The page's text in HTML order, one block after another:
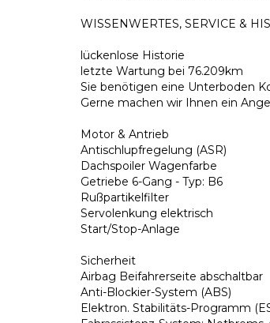
WISSENWERTES, SERVICE &
lückenlose Historie
letzte Wartung bei 76.209km
Sie benötigen eine Unterboden
Gerne machen wir Ihnen ein
Motor & Antrieb
Antischlupfregelung (ASR)
Dachspoiler Wagenfarbe
Getriebe 6-Gang - Typ: B6
Rußpartikelfilter
Servolenkung elektrisch
Start/Stop-Anlage
Sicherheit
Airbag Beifahrerseite abschaltbar
Anti-Blockier-System (ABS)
Elektron. Stabilitäts-Programm